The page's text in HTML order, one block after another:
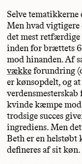
Selve tematikkerne
Men hvad vigtigere
det mest
inden for brættets
mod hinanden. Af
vækkeforundring
er kønsopdelt, og
kvinde kæmpe mod
trodsige succes
ingrediens. Men
Beth er en helstøbt
defineres af sit køn.